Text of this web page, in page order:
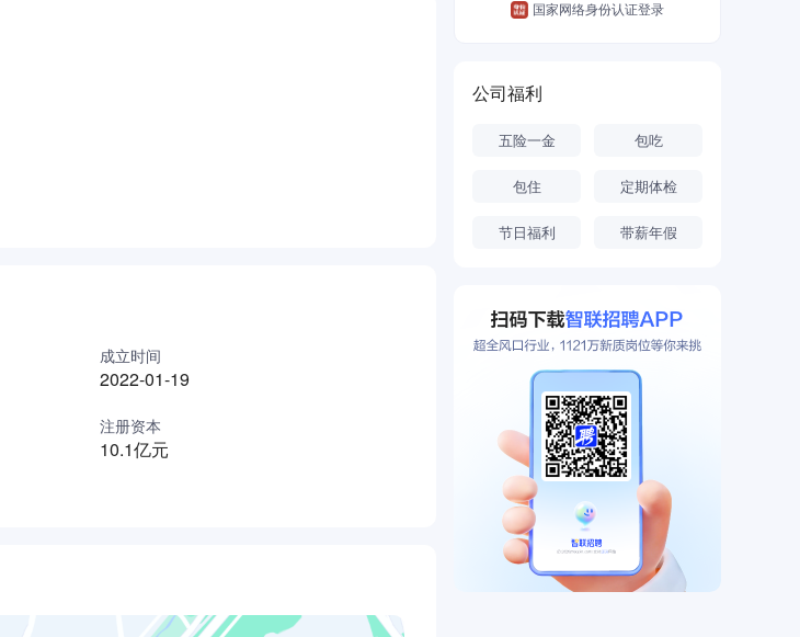
，11月第一条工业硅生产线试生产，12月第一
成立时间
2022-01-19
注册资本
10.1亿元
国家网络身份认证登录
公司福利
五险一金 包吃
包住 定期体检
节日福利 带薪年假